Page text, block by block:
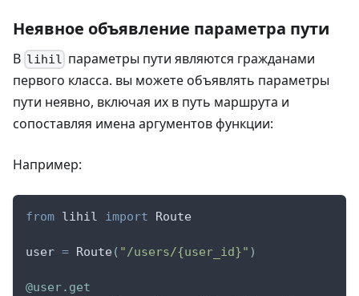
Неявное объявление параметра пути
В lihil параметры пути являются гражданами
первого класса. вы можете объявлять параметры
пути неявно, включая их в путь маршрута и
сопоставляя имена аргументов функции:
Например:
from lihil import Route
user = Route ( "/users/{user_id}" )
@user. get